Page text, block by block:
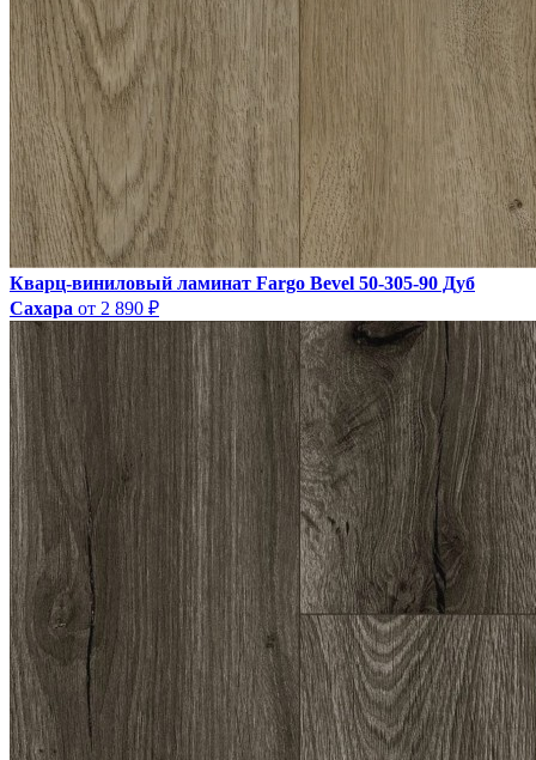
Кварц-виниловый ламинат Fargo Bevel 50-305-90 Дуб
Сахара от 2 890 ₽